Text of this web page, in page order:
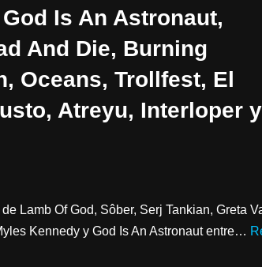
Is An Astronaut,
And Die, Burning
Oceans, Trollfest, El
Atreyu, Interloper y
Lamb Of God, Sôber, Serj Tankian, Greta
Kennedy y God Is An Astronaut entre…